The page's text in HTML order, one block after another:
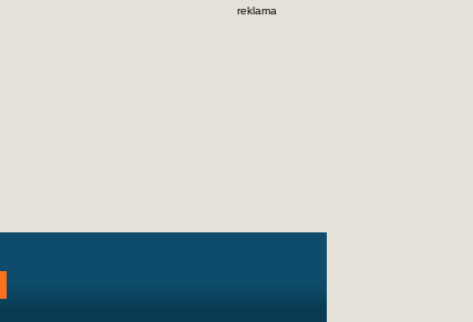
reklama